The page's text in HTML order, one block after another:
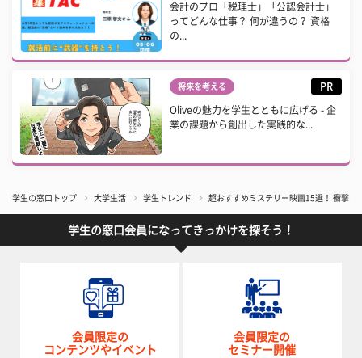
会計のプロ「税理士」「公認会計士」
ってどんな仕事？ 何が違うの？ 資格
の...
将来を考える PR
Oliveの魅力を学生とともに広げる - 企
業の課題から創出した実践的な...
学生の窓口トップ 大学生活 学生トレンド 超おすすめミステリー映画15選！ 衝撃の
学生の窓口会員になってきっかけを探そう！
会員限定の
コンテンツやイベント
会員限定の
セミナー開催